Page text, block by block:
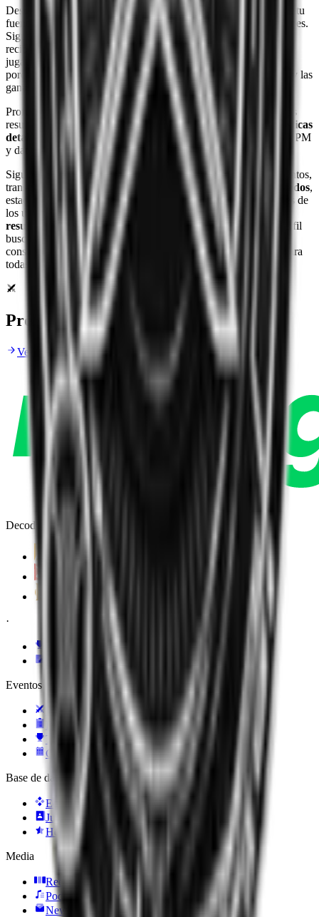
Descubre el perfil completo del equipo de DOTA 2
, tu
fuente definitiva para sus estadísticas competitivas y clasificaciones.
Sigue la
alineación actual
, con jugadores destacados como , y
recibe actualizaciones sobre todos los traspasos oficiales de
jugadores. Analiza su
rendimiento general
, incluyendo el
porcentaje de victorias (0%) en todos sus partidos profesionales y las
ganancias totales en premios.
Profundiza en su
historial completo de partidas
para revisar los
resultados recientes y las posiciones en torneos. Explora
estadísticas
detalladas de jugadores
, incluyendo KDA individual, GPM, XPM
y datos de rendimiento de héroes en cada partida.
Sigue en vivo las actualizaciones de Benz 190E durante los eventos,
transmisiones en directo, sus
héroes característicos y más jugados,
estadísticas y descubre momentos destacados en video y titulares de
los últimos partidos de Benz 190E.
RDY.gg reúne
resultados y completas estadísticas de equipo
en un único perfil
buscable. Ya sea que sigas su camino hacia The International o
consultes sus próximos encuentros, somos la fuente definitiva para
todas las estadísticas de Dota 2.
Próximos partidos
Ver todos los partidos próximos
Decoding Esports
·
Eventos
Resultados
Torneos
Calendario
Base de datos
Equipos
Jugadores
Heroes
Media
Reels
Podcasts
Newsletter